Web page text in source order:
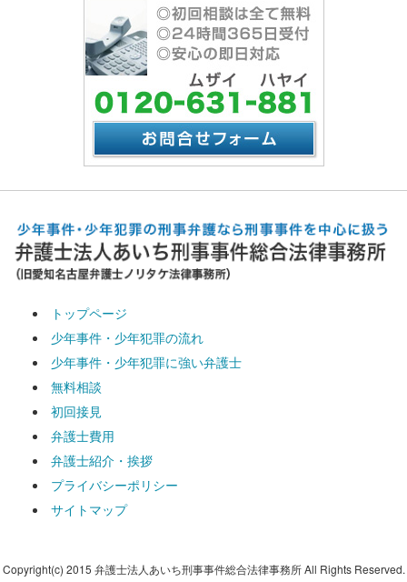
トップページ
少年事件・少年犯罪の流れ
少年事件・少年犯罪に強い弁護士
無料相談
初回接見
弁護士費用
弁護士紹介・挨拶
プライバシーポリシー
サイトマップ
Copyright(c) 2015 弁護士法人あいち刑事事件総合法律事務所 All Rights Reserved.